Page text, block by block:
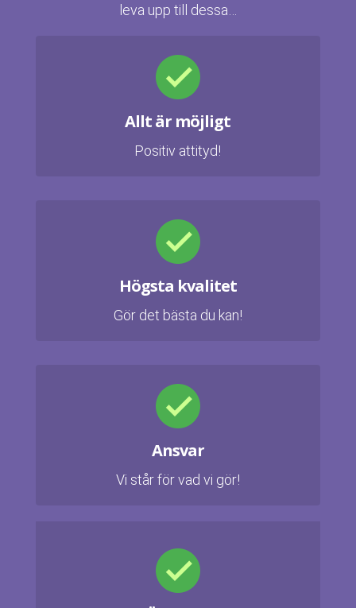
leva upp till dessa…
Allt är möjligt
Positiv attityd!
Högsta kvalitet
Gör det bästa du kan!
Ansvar
Vi står för vad vi gör!